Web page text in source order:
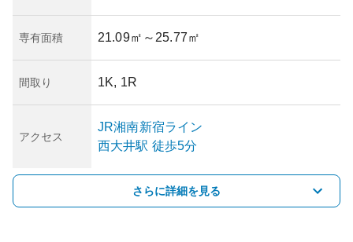
専有面積 21.09㎡ ～25.77㎡
間取り 1K, 1R
アクセス
JR湘南新宿ライン
西大井駅 徒歩5分
さらに詳細を見る